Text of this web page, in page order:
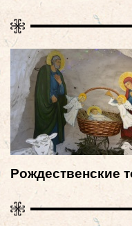
Рождественские